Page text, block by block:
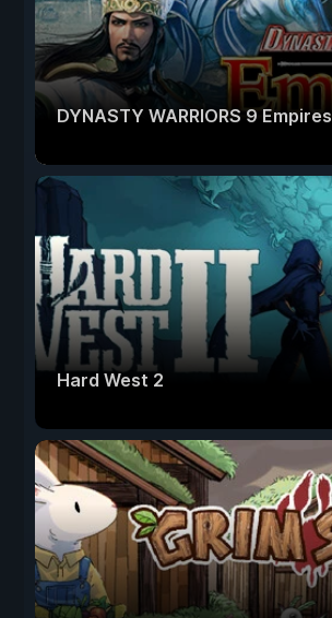
DYNASTY WARRIORS 9 Empires
Hard West 2